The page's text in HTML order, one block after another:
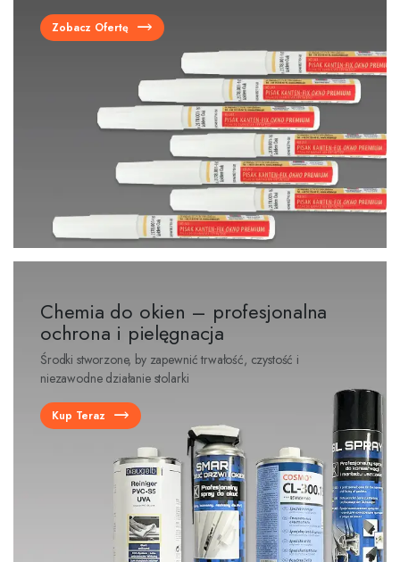
Zobacz Ofertę
Chemia do okien – profesjonalna
ochrona i pielęgnacja
Środki stworzone, by zapewnić trwałość, czystość i
niezawodne działanie stolarki
Kup Teraz